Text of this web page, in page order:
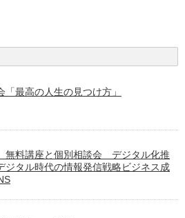
「最高の人生の見つけ方」
無料講座と個別相談会 デジタル化推
ジタル時代の情報発信戦略ビジネス成